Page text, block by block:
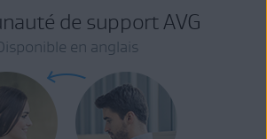
de support AVG
en anglais